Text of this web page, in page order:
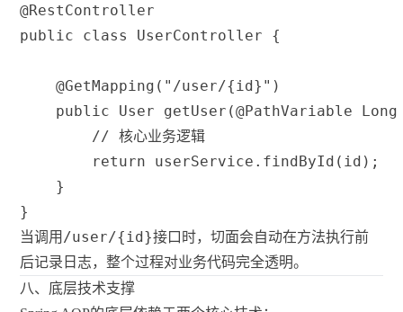
@RestController
public
class UserController {
@GetMapping ( "/user/{id}" )
public
User getUser (@PathVariable Long
// 核心业务逻辑
return userService . findById ( id ) ;
}
}
当调用 /user/{id}接口时，切面会自动在方法执行前
后记录日志，整个过程对业务代码完全透明。
八、底层技术支撑